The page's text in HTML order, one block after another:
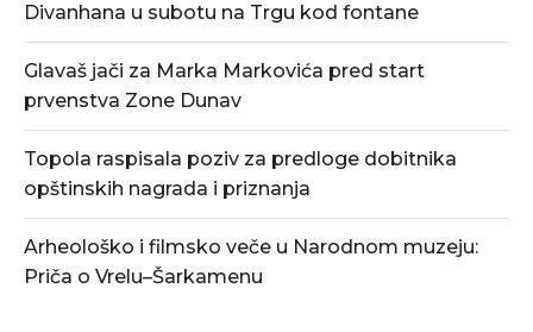
Divanhana u subotu na Trgu kod fontane
Glavaš jači za Marka Markovića pred start
prvenstva Zone Dunav
Topola raspisala poziv za predloge dobitnika
opštinskih nagrada i priznanja
Arheološko i filmsko veče u Narodnom muzeju:
Priča o Vrelu–Šarkamenu